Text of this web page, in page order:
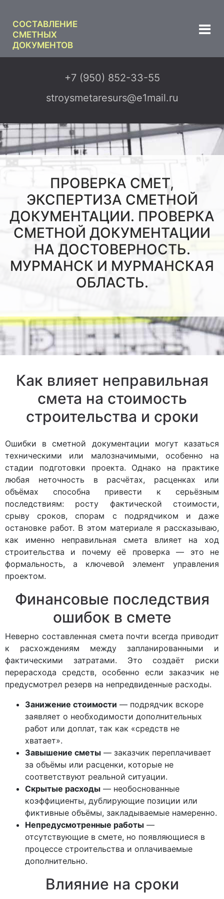
СОСТАВЛЕНИЕ
СМЕТНЫХ
ДОКУМЕНТОВ
+7 (950) 852-33-55
stroysmetaresurs@e1mail.ru
ПРОВЕРКА СМЕТ,
ЭКСПЕРТИЗА СМЕТНОЙ
ДОКУМЕНТАЦИИ. ПРОВЕРКА
СМЕТНОЙ ДОКУМЕНТАЦИИ
НА ДОСТОВЕРНОСТЬ.
МУРМАНСК И МУРМАНСКАЯ
ОБЛАСТЬ.
Как влияет неправильная
смета на стоимость
строительства и сроки
Ошибки в сметной документации могут казаться
техническими или малозначимыми, особенно на
стадии подготовки проекта. Однако на практике
любая неточность в расчётах, расценках или
объёмах способна привести к серьёзным
последствиям: росту фактической стоимости,
срыву сроков, спорам с подрядчиком и даже
остановке работ. В этом материале я рассказываю,
как именно неправильная смета влияет на ход
строительства и почему её проверка — это не
формальность, а ключевой элемент управления
проектом.
Финансовые последствия
ошибок в смете
Неверно составленная смета почти всегда приводит
к расхождениям между запланированными и
фактическими затратами. Это создаёт риски
перерасхода средств, особенно если заказчик не
предусмотрел резерв на непредвиденные расходы.
Занижение стоимости — подрядчик вскоре
заявляет о необходимости дополнительных
работ или доплат, так как «средств не
хватает».
Завышение сметы — заказчик переплачивает
за объёмы или расценки, которые не
соответствуют реальной ситуации.
Скрытые расходы — необоснованные
коэффициенты, дублирующие позиции или
фиктивные объёмы, закладываемые намеренно.
Непредусмотренные работы —
отсутствующие в смете, но появляющиеся в
процессе строительства и оплачиваемые
дополнительно.
Влияние на сроки